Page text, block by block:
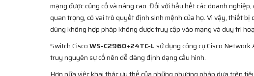
mạng được củng cố và nâng cao. Đối với hầu hết các doanh
quan trọng, có vai trò quyết định sinh mệnh của họ. Vì vậy, thiết bị
dùng không hợp pháp không được truy cập vào mạng và duy trì
Switch CiscoWS-C2960+24TC-Lsử dụng công cụ Cisco
truy nguyên sự cố nên dễ dàng định dạng cấu hình.